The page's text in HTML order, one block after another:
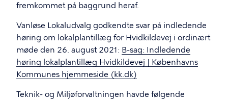
fremkommet på baggrund heraf.
Vanløse Lokaludvalg godkendte svar på indledende
høring om lokalplantillæg for Hvidkildevej i ordinært
møde den 26. august 2021: B-sag: Indledende
høring lokalplantillæg Hvidkildevej | Københavns
Kommunes hjemmeside (kk.dk)
Teknik- og Miljøforvaltningen havde følgende